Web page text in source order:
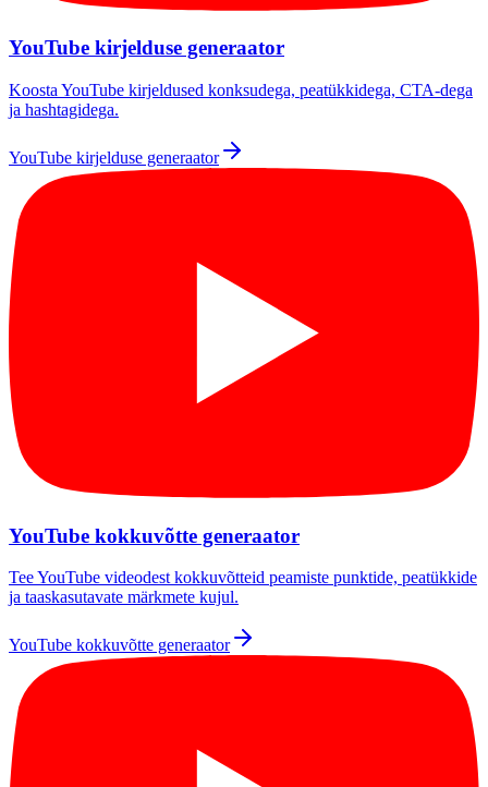
YouTube kirjelduse generaator
Koosta YouTube kirjeldused konksudega, peatükkidega, CTA-dega
ja hashtagidega.
YouTube kirjelduse generaator
YouTube kokkuvõtte generaator
Tee YouTube videodest kokkuvõtteid peamiste punktide, peatükkide
ja taaskasutavate märkmete kujul.
YouTube kokkuvõtte generaator